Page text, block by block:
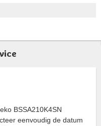
BSSA210K4SN
eenvoudig de datum